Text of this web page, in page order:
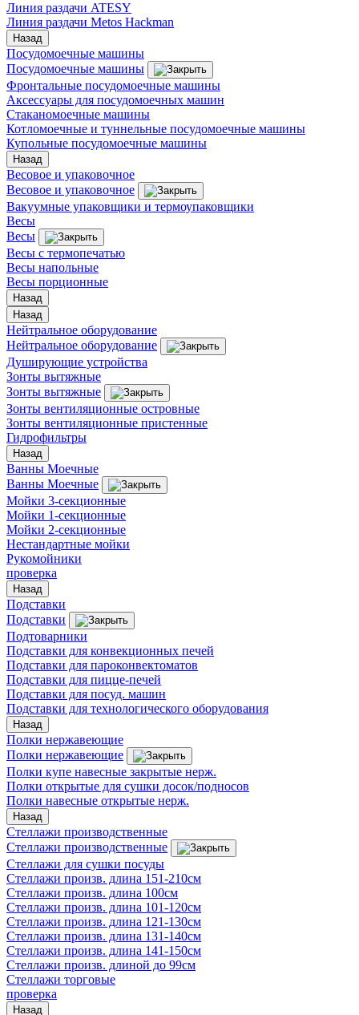
Линия раздачи ATESY
Линия раздачи Metos Hackman
Назад
Посудомоечные машины
Посудомоечные машины
Фронтальные посудомоечные машины
Аксессуары для посудомоечных машин
Стаканомоечные машины
Котломоечные и туннельные посудомоечные машины
Купольные посудомоечные машины
Назад
Весовое и упаковочное
Весовое и упаковочное
Вакуумные упаковщики и термоупаковщики
Весы
Весы
Весы с термопечатью
Весы напольные
Весы порционные
Назад
Назад
Нейтральное оборудование
Нейтральное оборудование
Душирующие устройства
Зонты вытяжные
Зонты вытяжные
Зонты вентиляционные островные
Зонты вентиляционные пристенные
Гидрофильтры
Назад
Ванны Моечные
Ванны Моечные
Мойки 3-секционные
Мойки 1-секционные
Мойки 2-секционные
Нестандартные мойки
Рукомойники
проверка
Назад
Подставки
Подставки
Подтоварники
Подставки для конвекционных печей
Подставки для пароконвектоматов
Подставки для пицце-печей
Подставки для посуд. машин
Подставки для технологического оборудования
Назад
Полки нержавеющие
Полки нержавеющие
Полки купе навесные закрытые нерж.
Полки открытые для сушки досок/подносов
Полки навесные открытые нерж.
Назад
Стеллажи производственные
Стеллажи производственные
Стеллажи для сушки посуды
Стеллажи произв. длина 151-210см
Стеллажи произв. длина 100см
Стеллажи произв. длина 101-120см
Стеллажи произв. длина 121-130см
Стеллажи произв. длина 131-140см
Стеллажи произв. длина 141-150см
Стеллажи произв. длиной до 99см
Стеллажи торговые
проверка
Назад